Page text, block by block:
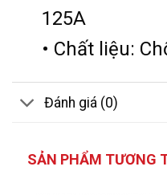
125A
• Chất liệu:
Đánh giá (0)
SẢN PHẨM TƯƠNG